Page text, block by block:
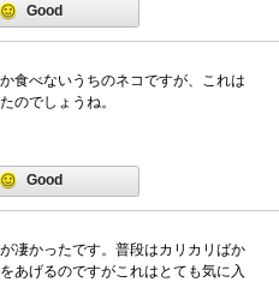
Good
食べないうちのネコですが、これは
のでしょうね。
Good
凄かったです。普段はカリカリばか
あげるのですがこれはとても気に入